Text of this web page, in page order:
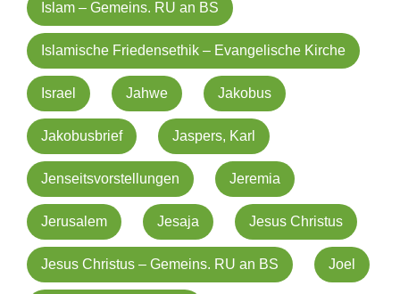
Islam – Gemeins. RU an BS
Islamische Friedensethik – Evangelische Kirche
Israel Jahwe Jakobus
Jakobusbrief Jaspers, Karl
Jenseitsvorstellungen Jeremia
Jerusalem Jesaja Jesus Christus
Jesus Christus – Gemeins. RU an BS Joel